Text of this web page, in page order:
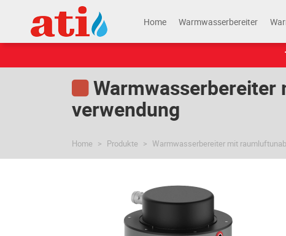
Home Warmwasserbereiter
Warmwasserbereiter
verwendung
Home Produkte Warmwasserbereiter mit